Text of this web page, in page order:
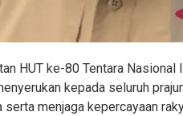
HUT ke-80 Tentara Nasional
kepada seluruh
menjaga kepercayaan